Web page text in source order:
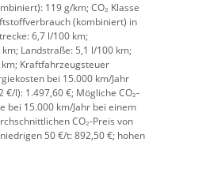
119 g/km;CO₂ Klasse
(kombiniert) in
6,7 l/100 km;
km; Landstraße: 5,1 l/100 km;
Kraftfahrzeugsteuer
bei 15.000 km/Jahr
€/l): 1.497,60 €; Mögliche CO₂-
bei 15.000 km/Jahr bei einem
CO₂-Preis von
50 €/t: 892,50 €; hohen